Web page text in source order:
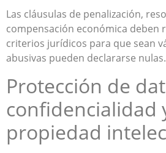
Las cláusulas de penalización,
compensación económica deben
criterios jurídicos para que sean
abusivas pueden declararse nulas.
Protección de
confidencialidad
propiedad